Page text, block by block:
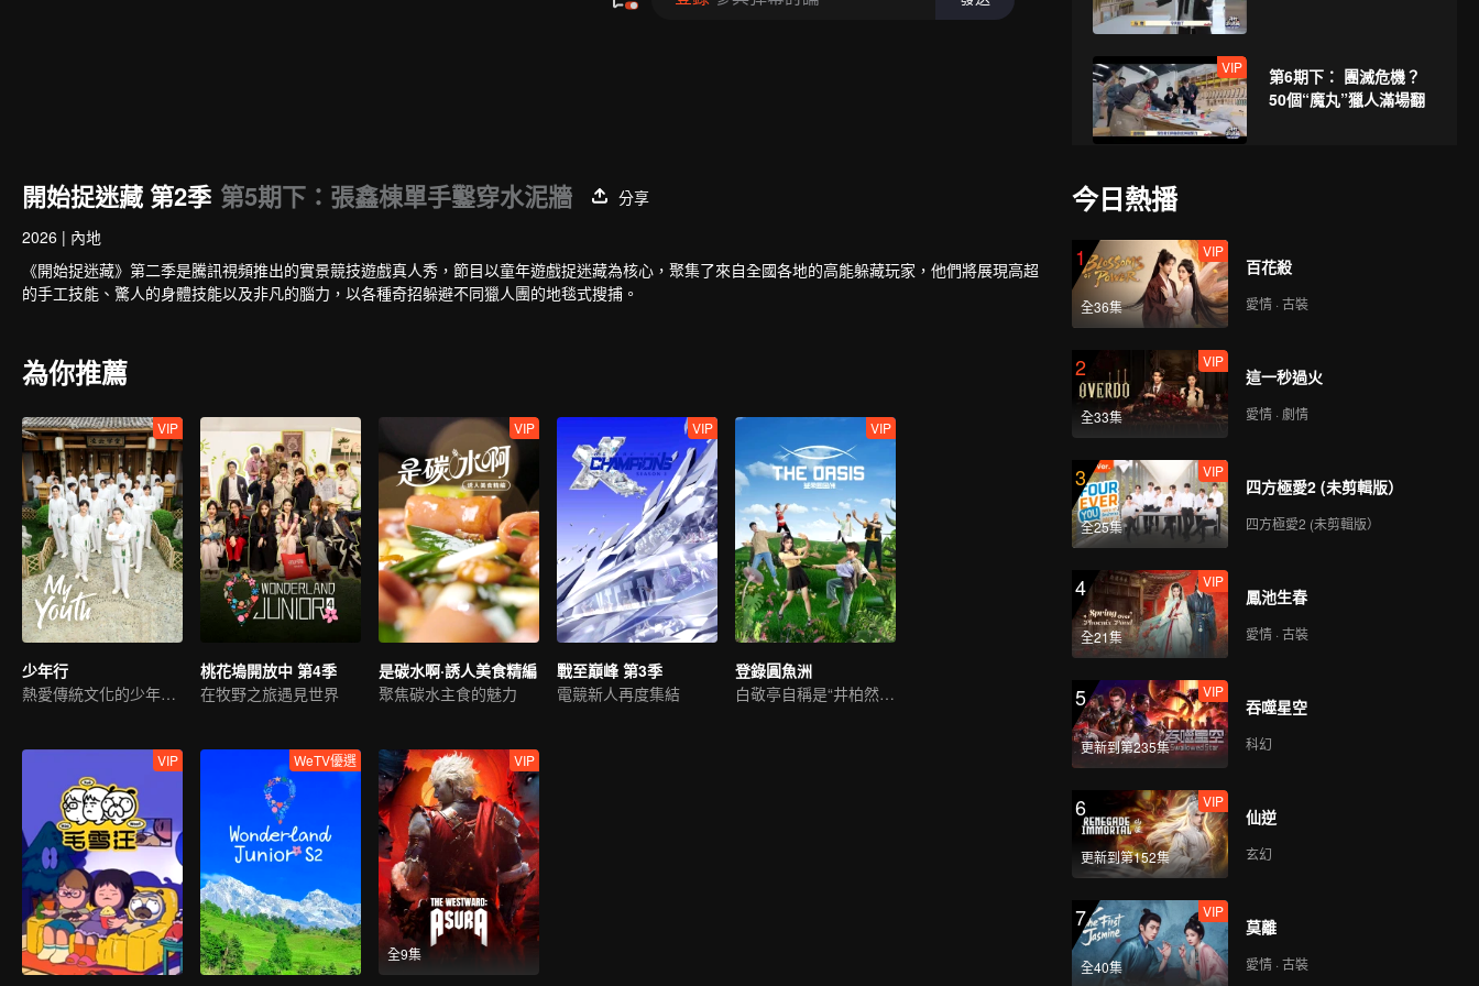
VIP
第6期下： 團滅危機？
50個“魔丸”獵人滿場翻
VIP
第7期下：張鑫棟單手掀
VIP
第8期上：捉迷藏總決
VIP
第8期下：捉迷藏之王誕
生！張鑫棟最後一秒破
VIP
番外：“骨灰級”玩家展
開始捉迷藏 第2季 第5期下：張鑫棟單手鑿穿水泥牆
分享
2026 | 內地
《開始捉迷藏》第二季是騰訊視頻推出的實景競技遊戲真人秀，節目以童年遊戲捉迷藏為核心，聚集了來自全國各地的高能躲藏玩家，他們將展現高超
的手工技能、驚人的身體技能以及非凡的腦力，以各種奇招躲避不同獵人團的地毯式搜捕。
為你推薦
VIP
少年行
熱愛傳統文化的少年來啦
桃花塢開放中 第4季
在牧野之旅遇見世界
VIP
是碳水啊·誘人美食精編
聚焦碳水主食的魅力
VIP
戰至巔峰 第3季
電競新人再度集結
VIP
登錄圓魚洲
白敬亭自稱是“井柏然”？
VIP WeTV優選
全9集
VIP
今日熱播
1
全36集
VIP
百花殺
愛情 · 古裝
2
全33集
VIP
這一秒過火
愛情 · 劇情
3
全25集
VIP
四方極愛2 (未剪輯版）
四方極愛2 (未剪輯版）
4
全21集
VIP
鳳池生春
愛情 · 古裝
5
更新到第235集
VIP
吞噬星空
科幻
6
更新到第152集
VIP
仙逆
玄幻
7
全40集
VIP
莫離
愛情 · 古裝